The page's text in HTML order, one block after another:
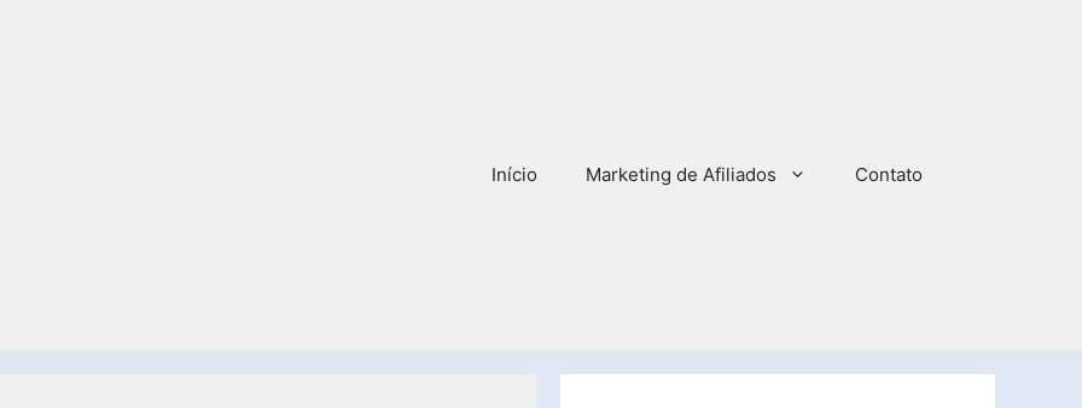
Início Marketing de Afiliados Contato